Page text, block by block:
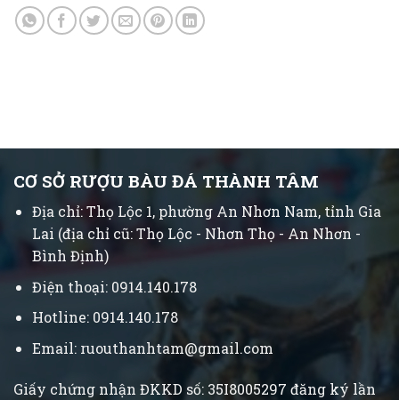
CƠ SỞ RƯỢU BÀU ĐÁ THÀNH TÂM
Địa chỉ: Thọ Lộc 1, phường An Nhơn Nam, tỉnh Gia
Lai (địa chỉ cũ: Thọ Lộc - Nhơn Thọ - An Nhơn -
Bình Định)
Điện thoại: 0914.140.178
Hotline: 0914.140.178
Email: ruouthanhtam@gmail.com
Giấy chứng nhận ĐKKD số: 35I8005297 đăng ký lần